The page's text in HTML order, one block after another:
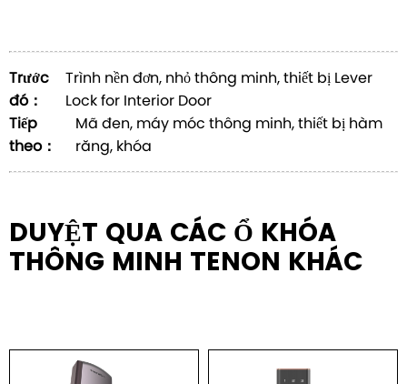
Trước
đó：
Trình nền đơn, nhỏ thông minh, thiết bị Lever
Lock for Interior Door
Tiếp
theo：
Mã đen, máy móc thông minh, thiết bị hàm
răng, khóa
DUYỆT QUA CÁC Ổ KHÓA
THÔNG MINH TENON KHÁC